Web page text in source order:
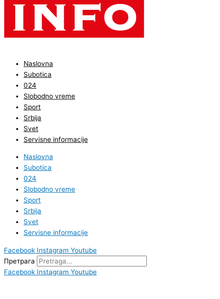
Naslovna
Subotica
024
Slobodno vreme
Sport
Srbija
Svet
Servisne informacije
Naslovna
Subotica
024
Slobodno vreme
Sport
Srbija
Svet
Servisne informacije
Facebook Instagram Youtube
Претрага
Facebook Instagram Youtube